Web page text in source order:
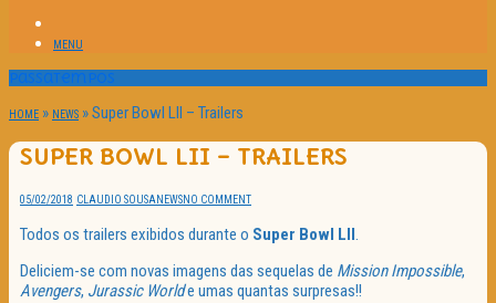
MENU
Passatempos
HOME » NEWS »Super Bowl LII – Trailers
SUPER BOWL LII – TRAILERS
05/02/2018 CLAUDIO SOUSA NEWSNO COMMENT
Todos os trailers exibidos durante o Super Bowl LII.
Deliciem-se com novas imagens das sequelas de Mission Impossible,
Avengers, Jurassic Worlde umas quantas surpresas!!